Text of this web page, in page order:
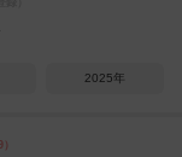
2025年